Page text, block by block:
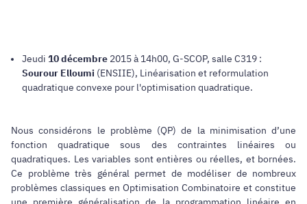
Jeudi 10 décembre 2015 à 14h00, G-SCOP, salle C319 :
Sourour Elloumi (ENSIIE), Linéarisation et reformulation
quadratique convexe pour l'optimisation quadratique.
Nous considérons le problème (QP) de la minimisation d’une
fonction quadratique sous des contraintes linéaires ou
quadratiques. Les variables sont entières ou réelles, et bornées.
Ce problème très général permet de modéliser de nombreux
problèmes classiques en Optimisation Combinatoire et constitue